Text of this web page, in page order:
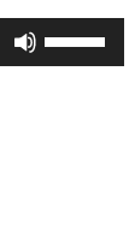
Up/Down